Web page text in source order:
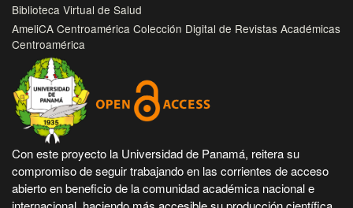
Biblioteca Virtual de Salud
AmeliCA Centroamérica Colección Digital de Revistas Académicas
Centroamérica
Con este proyecto la Universidad de Panamá, reitera su
compromiso de seguir trabajando en las corrientes de acceso
abierto en beneficio de la comunidad académica nacional e